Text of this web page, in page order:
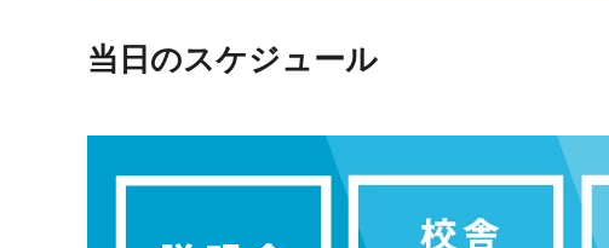
当日のスケジュール